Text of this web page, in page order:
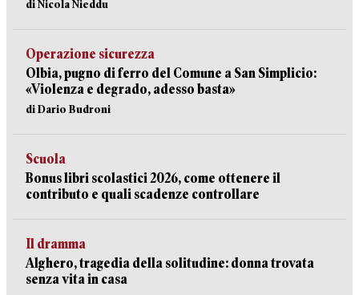
di Nicola Nieddu
Operazione sicurezza
Olbia, pugno di ferro del Comune a San Simplicio:
«Violenza e degrado, adesso basta»
di Dario Budroni
Scuola
Bonus libri scolastici 2026, come ottenere il
contributo e quali scadenze controllare
Il dramma
Alghero, tragedia della solitudine: donna trovata
senza vita in casa